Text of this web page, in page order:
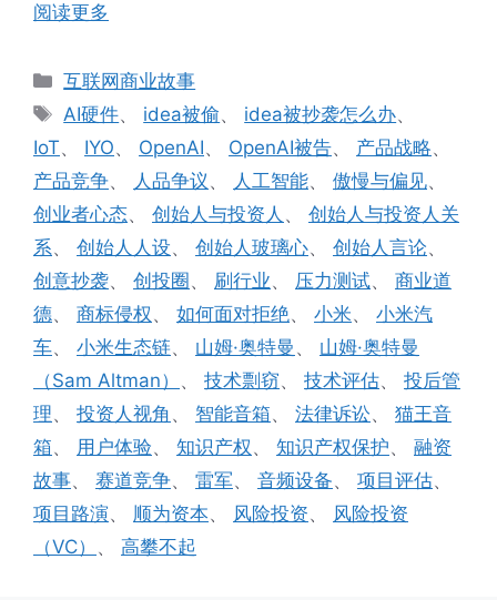
阅读更多
分
类
互联网商业故事
标
AI硬件、 idea被偷、 idea被抄袭怎么办、
IoT、 IYO、 OpenAI、 OpenAI被告、 产品战略、
产品竞争、 人品争议 、 人工智能、 傲慢与偏见、
创业者心态、 创始人与投资人 、 创始人与投资人关
系、 创始人人设、 创始人玻璃心、 创始人言论、
创意抄袭、 创投圈 、 刷行业、 压力测试、 商业道
德、 商标侵权 、 如何面对拒绝、 小米、 小米汽
车、 小米生态链、 山姆·奥特曼 、 山姆·奥特曼
（Sam Altman） 、 技术剽窃、 技术评估、 投后管
理、 投资人视角 、 智能音箱、 法律诉讼、 猫王音
箱、 用户体验、 知识产权 、 知识产权保护、 融资
故事、 赛道竞争、 雷军、 音频设备、 项目评估、
项目路演、 顺为资本、 风险投资、 风险投资
（VC） 、 高攀不起